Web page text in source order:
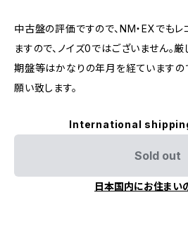
中古盤の評価ですので、NM・EXでも
ますので、ノイズ0ではございません。
期盤等はかなりの年月を経ています
願い致します。
International
Sold out
日本国内にお住まい